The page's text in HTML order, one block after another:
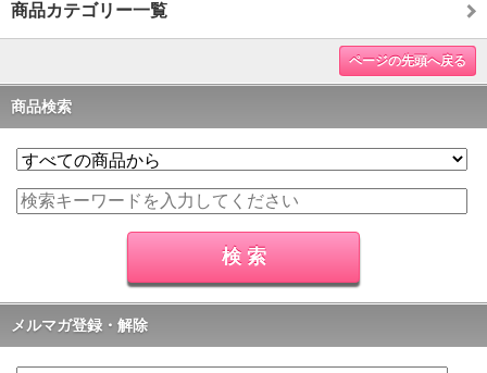
商品カテゴリー一覧
ページの先頭へ戻る
商品検索
メルマガ登録・解除